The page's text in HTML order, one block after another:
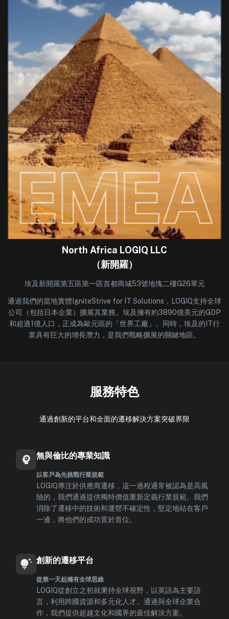
North Africa LOGIQ LLC
（新開羅）
埃及新開羅第五區第一區首都商城53號地塊二樓G26單元
通過我們的當地實體IgniteStrive for IT Solutions，LOGIQ支持全球
公司（包括日本企業）擴展其業務。埃及擁有約3890億美元的GDP
和超過1億人口，正成為歐元區的「世界工廠」。同時，埃及的IT行
業具有巨大的增長潛力，是我們戰略擴展的關鍵地區。
服務特色
通過創新的平台和全面的遷移解決方案突破界限
無與倫比的專業知識
以客戶為先挑戰行業規範
LOGIQ專注於供應商遷移，這一過程通常被認為是高風
險的，我們通過提供獨特價值重新定義行業規範。我們
消除了遷移中的技術和運營不確定性，堅定地站在客戶
一邊，將他們的成功置於首位。
創新的遷移平台
從第一天起擁有全球思維
LOGIQ從創立之初就秉持全球視野，以英語為主要語
言，利用跨國資源和多元化人才。通過與全球企業合
作，我們提供超越文化和國界的最佳解決方案。